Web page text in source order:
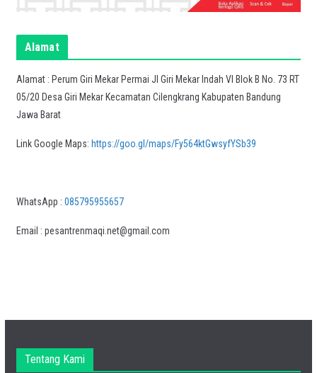
Alamat
Alamat : Perum Giri Mekar Permai Jl Giri Mekar Indah VI Blok B No. 73 RT
05/20 Desa Giri Mekar Kecamatan Cilengkrang Kabupaten Bandung
Jawa Barat
Link Google Maps: https://goo.gl/maps/Fy564ktGwsyfYSb39
WhatsApp : 085795955657
Email : pesantrenmaqi.net@gmail.com
Tentang Kami